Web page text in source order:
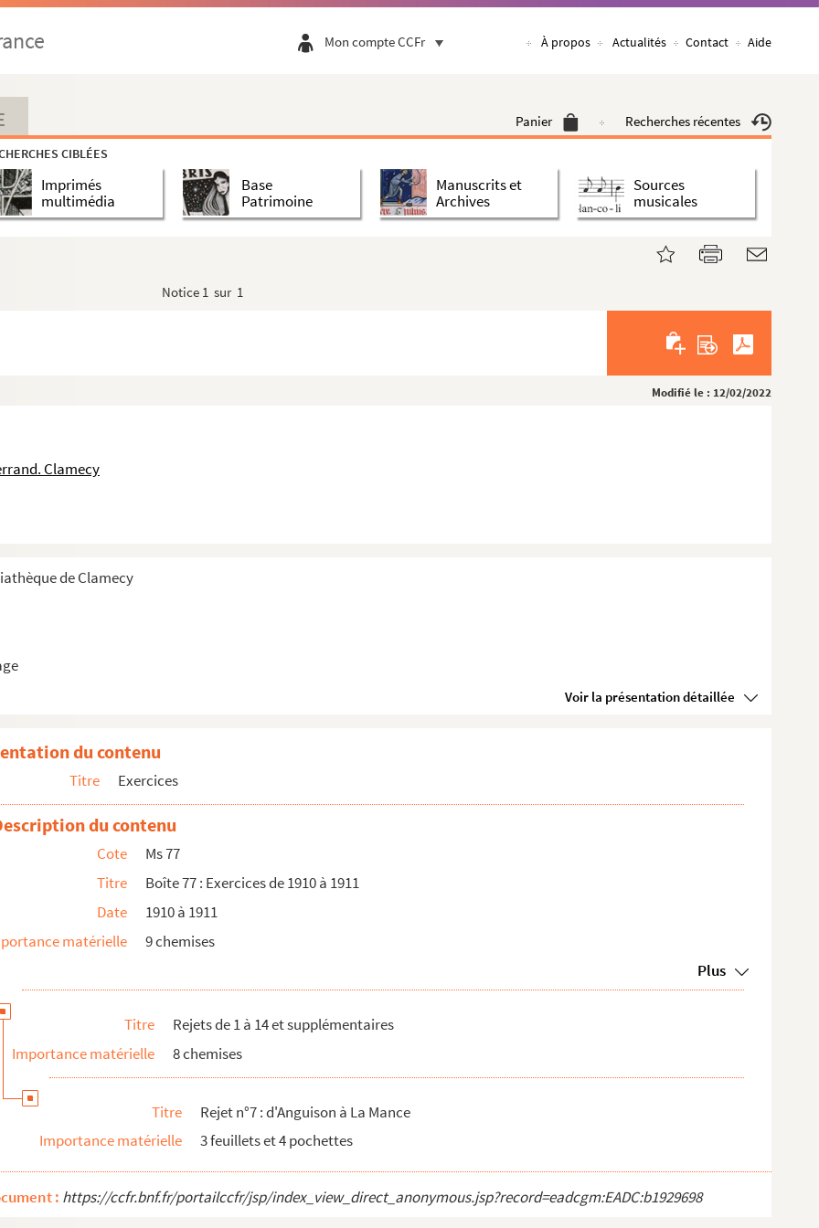
Mon compte CCFr À propos Actualités Contact Aide
Panier Recherches récentes
CIBLÉES
Imprimés
multimédia
Base
Patrimoine
Manuscrits et
Archives
Sources
musicales
Notice 1 sur 1
Modifié le : 12/02/2022
Clamecy
de Clamecy
Voir la présentation détaillée
des rejets et traitements des employés.
du contenu
Titre Exercices
du contenu
Cote
Ms 77
Titre
Boîte 77 : Exercices de 1910 à 1911
Date
1910 à 1911
matérielle
9 chemises
Plus
Titre
Rejets de 1 à 14 et supplémentaires
Importance matérielle
8 chemises
Titre
Rejet n°7 : d'Anguison à La Mance
Importance matérielle
3 feuillets et 4 pochettes
: https://ccfr.bnf.fr/portailccfr/jsp/index_view_direct_anonymous.jsp?record=eadcgm:EADC:b1929698